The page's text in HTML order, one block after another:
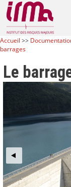
Accueil >>
barrages
Le